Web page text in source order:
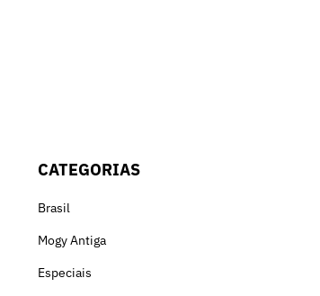
CATEGORIAS
Brasil
Mogy Antiga
Especiais